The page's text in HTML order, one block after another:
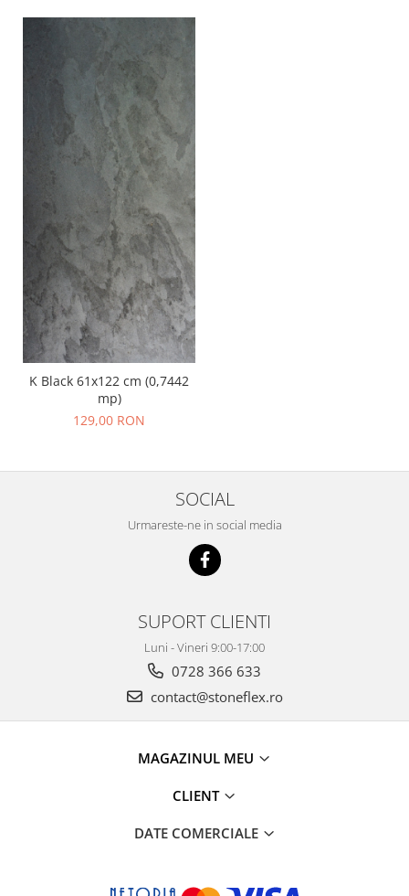
K Black 61x122 cm (0,7442
mp)
129,00 RON
SOCIAL
Urmareste-ne in social media
SUPORT CLIENTI
Luni - Vineri 9:00-17:00
0728 366 633
contact@stoneflex.ro
MAGAZINUL MEU
CLIENT
DATE COMERCIALE